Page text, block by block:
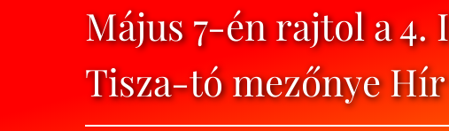
Május 7-én rajtol a
Tisza-tó mezőnye Hír